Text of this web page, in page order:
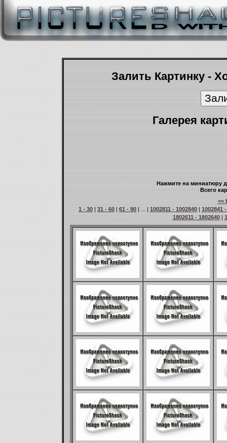
Залить Картинку -
Галерея
Нажмите на миниатюру
Всего
<<
1 - 30 | 31 - 60 | 61 - 90 | ... | 1002811 - 1002840 | 1002841
1802611 - 1802640|